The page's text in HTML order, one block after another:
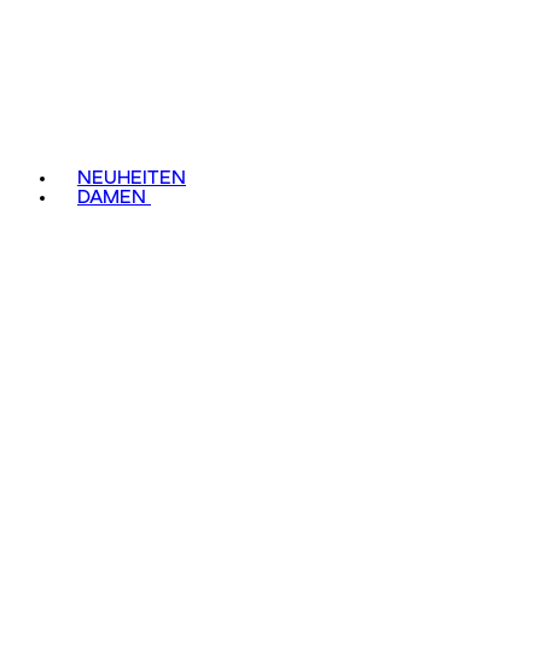
NEUHEITEN
DAMEN